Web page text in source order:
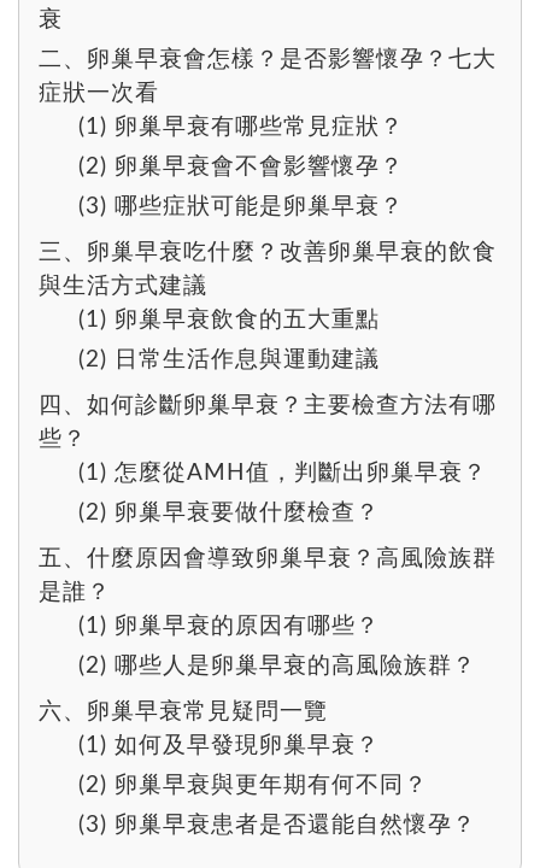
衰
二、卵巢早衰會怎樣？是否影響懷孕？七大
症狀一次看
(1) 卵巢早衰有哪些常見症狀？
(2) 卵巢早衰會不會影響懷孕？
(3) 哪些症狀可能是卵巢早衰？
三、卵巢早衰吃什麼？改善卵巢早衰的飲食
與生活方式建議
(1) 卵巢早衰飲食的五大重點
(2) 日常生活作息與運動建議
四、如何診斷卵巢早衰？主要檢查方法有哪
些？
(1) 怎麼從AMH值，判斷出卵巢早衰？
(2) 卵巢早衰要做什麼檢查？
五、什麼原因會導致卵巢早衰？高風險族群
是誰？
(1) 卵巢早衰的原因有哪些？
(2) 哪些人是卵巢早衰的高風險族群？
六、卵巢早衰常見疑問一覽
(1) 如何及早發現卵巢早衰？
(2) 卵巢早衰與更年期有何不同？
(3) 卵巢早衰患者是否還能自然懷孕？